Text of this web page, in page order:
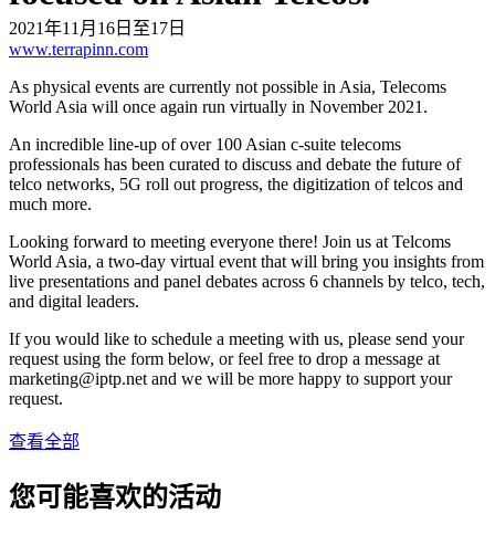
2021年11月16日至17日
www.terrapinn.com
As physical events are currently not possible in Asia, Telecoms
World Asia will once again run virtually in November 2021.
An incredible line-up of over 100 Asian c-suite telecoms
professionals has been curated to discuss and debate the future of
telco networks, 5G roll out progress, the digitization of telcos and
much more.
Looking forward to meeting everyone there! Join us at Telcoms
World Asia, a two-day virtual event that will bring you insights from
live presentations and panel debates across 6 channels by telco, tech,
and digital leaders.
If you would like to schedule a meeting with us, please send your
request using the form below, or feel free to drop a message at
marketing
iptp.net and we will be more happy to support your
request.
查看全部
您可能喜欢的活动